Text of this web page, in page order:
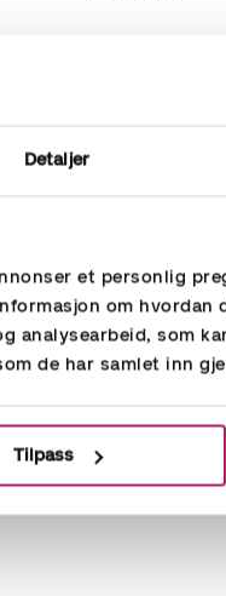
Detaljer
et personlig
om
analysearbeid, som
de har samlet inn
Tilpass